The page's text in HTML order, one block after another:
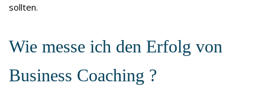
sollten.
Wie messe ich den Erfolg von
Business Coaching ?